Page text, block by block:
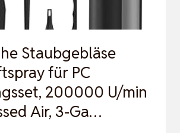
4-
Staubgebläse
für PC
200000 U/min
Air, 3-Ga…